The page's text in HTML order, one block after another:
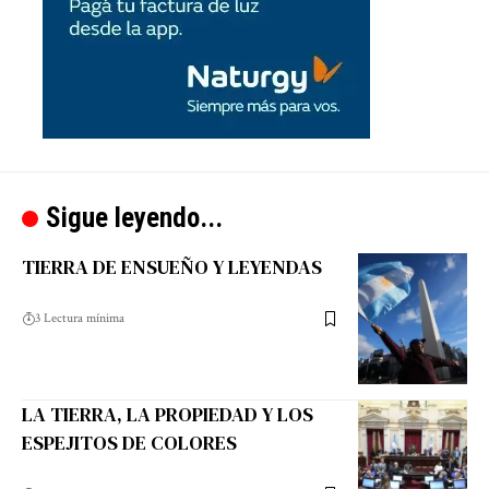
Sigue leyendo...
TIERRA DE ENSUEÑO Y LEYENDAS
3 Lectura mínima
LA TIERRA, LA PROPIEDAD Y LOS
ESPEJITOS DE COLORES